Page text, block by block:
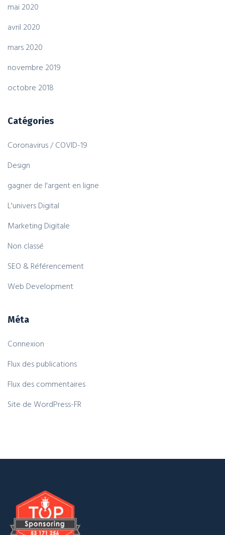
mai 2020
avril 2020
mars 2020
novembre 2019
octobre 2018
Catégories
Coronavirus / COVID-19
Design
gagner de l'argent en ligne
L'univers Digital
Marketing Digitale
Non classé
SEO & Référencement
Web Development
Méta
Connexion
Flux des publications
Flux des commentaires
Site de WordPress-FR